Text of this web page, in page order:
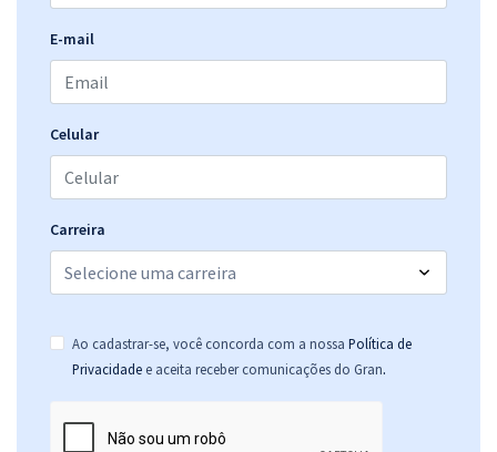
E-mail
Celular
Carreira
Ao cadastrar-se, você concorda com a nossa Política de
Privacidade e aceita receber comunicações do Gran.